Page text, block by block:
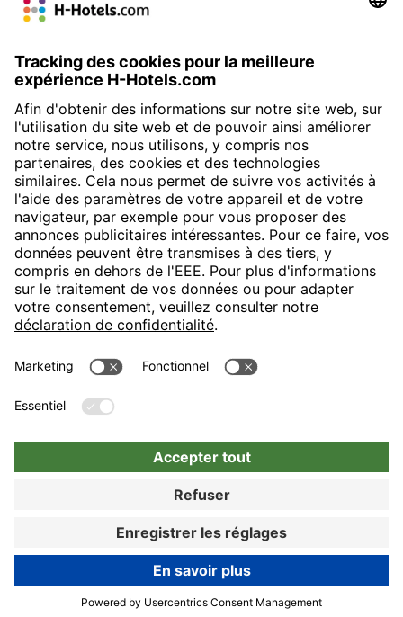
RÉSERVER MAINTENANT
H-Hotels.com sponsorise le club de football suivant
Suivez les nouveautés et informations de H-Hotels.com sur les
Réserver